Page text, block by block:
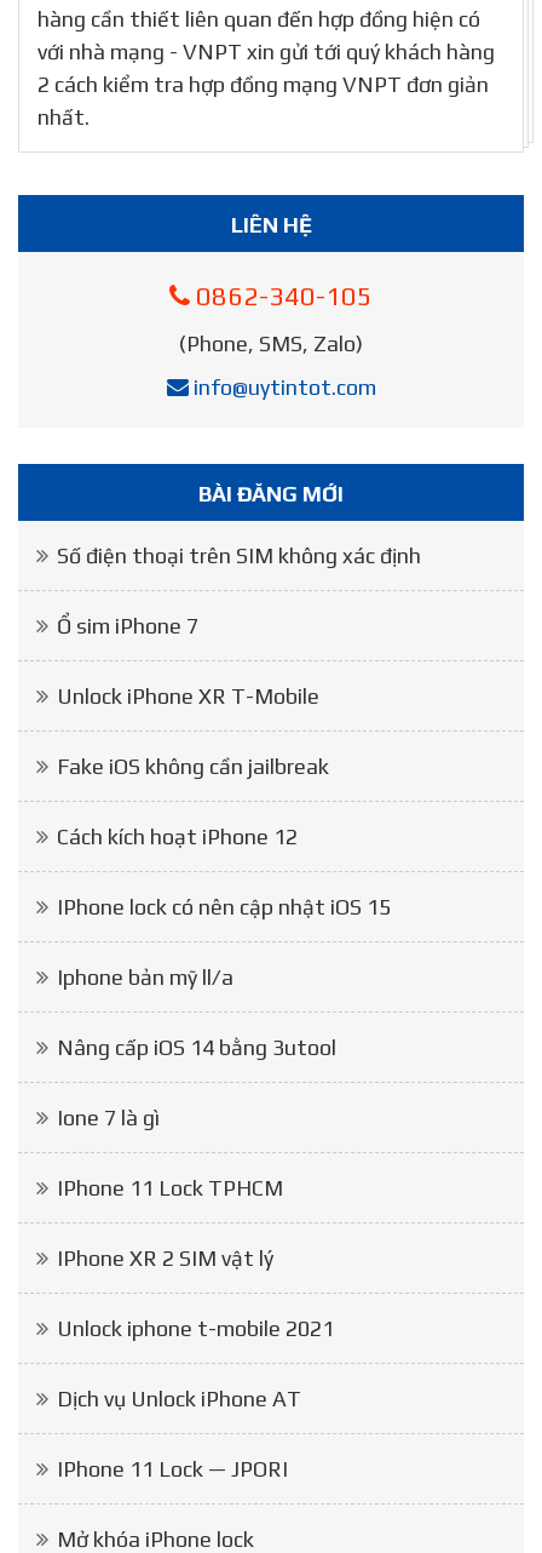
hàng cần thiết liên quan đến hợp đồng hiện có
với nhà mạng - VNPT xin gửi tới quý khách hàng
2 cách kiểm tra hợp đồng mạng VNPT đơn giản
nhất.
LIÊN HỆ
0862-340-105
(Phone, SMS, Zalo)
info@uytintot.com
BÀI ĐĂNG MỚI
Số điện thoại trên SIM không xác định
Ổ sim iPhone 7
Unlock iPhone XR T-Mobile
Fake iOS không cần jailbreak
Cách kích hoạt iPhone 12
IPhone lock có nên cập nhật iOS 15
Iphone bản mỹ ll/a
Nâng cấp iOS 14 bằng 3utool
Ione 7 là gì
IPhone 11 Lock TPHCM
IPhone XR 2 SIM vật lý
Unlock iphone t-mobile 2021
Dịch vụ Unlock iPhone AT
IPhone 11 Lock — JPORI
Mở khóa iPhone lock